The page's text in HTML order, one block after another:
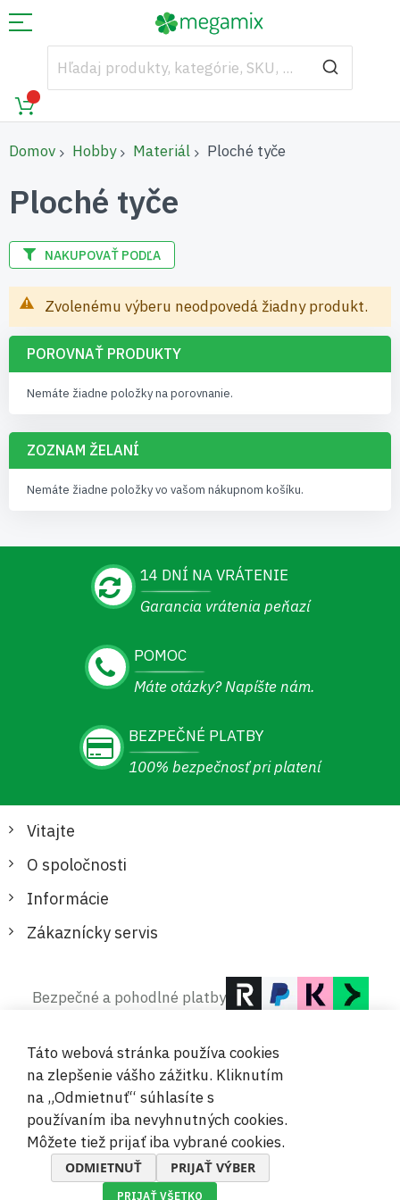
Domov Hobby Materiál Ploché tyče
Ploché tyče
Zvolenému výberu neodpovedá žiadny produkt.
NAKUPOVAŤ PODĽA
POROVNAŤ PRODUKTY
Nemáte žiadne položky na porovnanie.
ZOZNAM ŽELANÍ
Nemáte žiadne položky vo vašom nákupnom košíku.
14 DNÍ NA VRÁTENIE
Garancia vrátenia peňazí
POMOC
Máte otázky? Napíšte nám.
BEZPEČNÉ PLATBY
100% bezpečnosť pri platení
Vitajte
O spoločnosti
Informácie
Zákaznícky servis
Bezpečné a pohodlné platby
© 2019-2026 Megamix s.r.o.
Táto webová stránka používa cookies
na zlepšenie vášho zážitku. Kliknutím
na „Odmietnuť“ súhlasíte s
používaním iba nevyhnutných cookies.
Môžete tiež prijať iba vybrané cookies.
ODMIETNUŤ PRIJAŤ VÝBER
PRIJAŤ VŠETKO